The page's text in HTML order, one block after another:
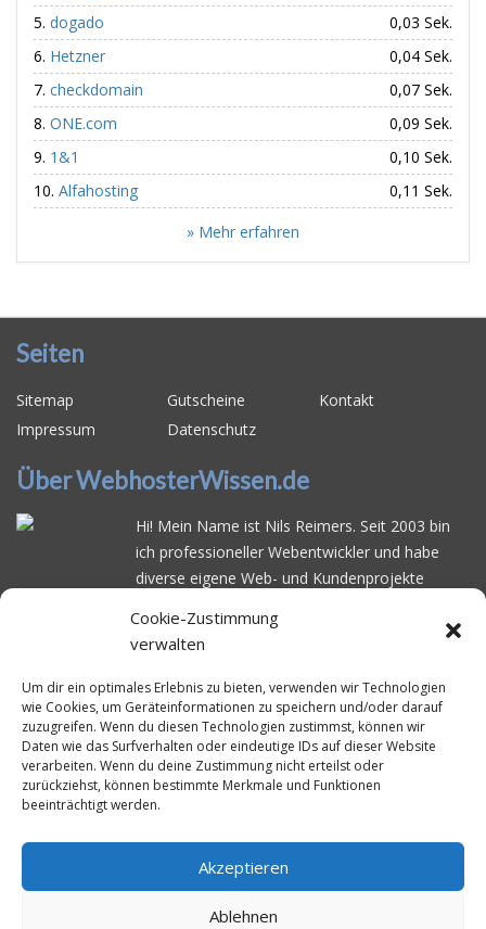
Cookie-Zustimmung
verwalten
Um dir ein optimales Erlebnis zu bieten, verwenden wir Technologien
wie Cookies, um Geräteinformationen zu speichern und/oder darauf
zuzugreifen. Wenn du diesen Technologien zustimmst, können wir
Daten wie das Surfverhalten oder eindeutige IDs auf dieser Website
verarbeiten. Wenn du deine Zustimmung nicht erteilst oder
zurückziehst, können bestimmte Merkmale und Funktionen
beeinträchtigt werden.
Akzeptieren
Ablehnen
dogado
0,03 Sek.
Hetzner
0,04 Sek.
checkdomain
0,07 Sek.
ONE.com
0,09 Sek.
1&1
0,10 Sek.
Alfahosting
0,11 Sek.
» Mehr erfahren
Seiten
Sitemap Gutscheine
Kontakt
Impressum
Datenschutz
Über WebhosterWissen.de
Hi! Mein Name ist Nils Reimers. Seit 2003 bin
ich professioneller Webentwickler und habe
diverse eigene Web- und Kundenprojekte
schwierig ist gutes Webhosting zu finden: Bei
vielen Anbietern ärgert man sich über
Serverausfälleoder überlangsame
Ladezeiten. Deswegen habe ich im Mai 2016
angefangen, die bekanntesten Webhoster
systematisch zu testen und deren
Erreichbarkeit und Ladezeit für eine typische
Website basierend auf dem beliebten CMS-
System WordPress zu protokollieren. Auf
WebhosterWissen.de werte ich diese
Messungen kontinuierlich aus und gebe euch
unabhängige Empfehlungen für den idealen